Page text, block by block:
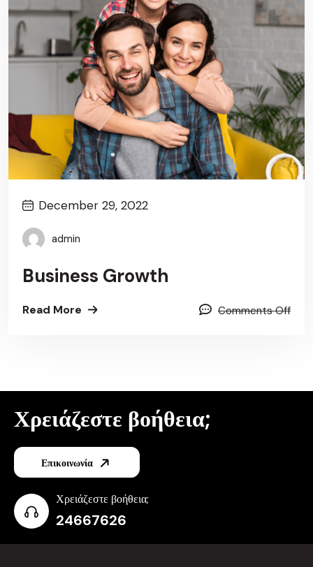
December 29, 2022
admin
Business Growth
Read More Comments Off
Χρειάζεστε βοήθεια;
Επικοινωνία
Χρειάζεστε βοήθεια;
24667626